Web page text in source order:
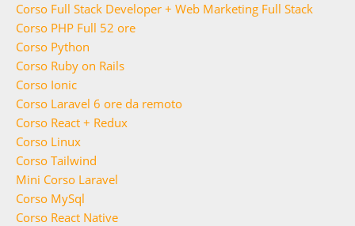
Corso Full Stack Developer + Web Marketing Full Stack
Corso PHP Full 52 ore
Corso Python
Corso Ruby on Rails
Corso Ionic
Corso Laravel 6 ore da remoto
Corso React + Redux
Corso Linux
Corso Tailwind
Mini Corso Laravel
Corso MySql
Corso React Native